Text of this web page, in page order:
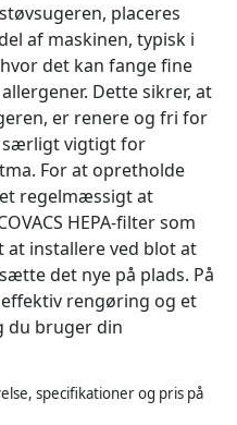
placeres
af maskinen, typisk i
det kan fange fine
Dette sikrer, at
er renere og fri for
særligt vigtigt for
For at opretholde
regelmæssigt at
HEPA-filter som
at installere ved blot at
det nye på plads. På
rengøring og et
du bruger din
specifikationer og pris på